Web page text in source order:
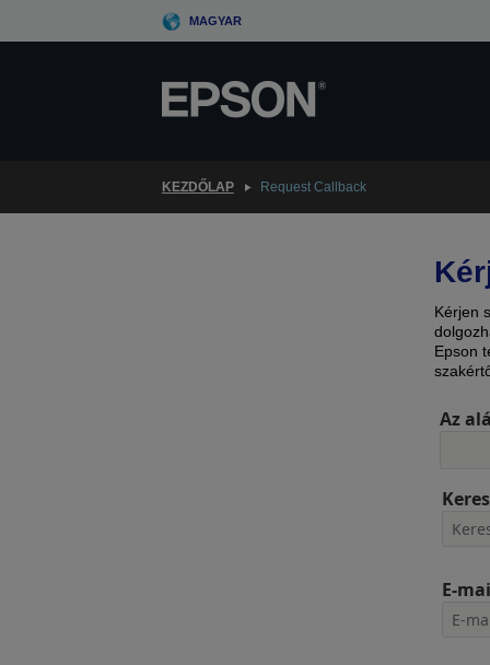
to
MAGYAR
KEZDŐLAP Request Callback
Kérjen
Epson
Az
E-